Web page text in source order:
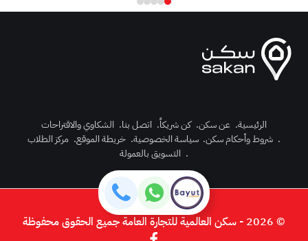
الرئيسية. عن سكن. كن شريكاً. اتصل بنا. الشكاوي والاقتراحات
. شروط وأحكام سكن. سياسة الخصوصية. خريطة الموقع. مركز الطلاب
. التسويق بالعمولة
© 2026 - سكن العالمية للتجارة العامة جميع الحقوق محفوظة